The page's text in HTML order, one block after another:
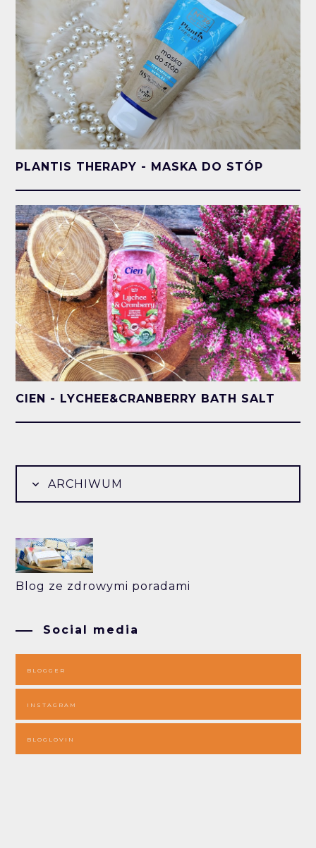
PLANTIS THERAPY - MASKA DO STÓP
CIEN - LYCHEE&CRANBERRY BATH SALT
ARCHIWUM
Blog ze zdrowymi poradami
Social media
BLOGGER
INSTAGRAM
BLOGLOVIN